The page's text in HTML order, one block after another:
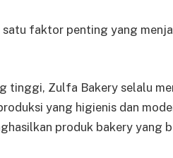
satu faktor penting yang
tinggi, Zulfa Bakery selalu
yang higienis dan
produk bakery yang